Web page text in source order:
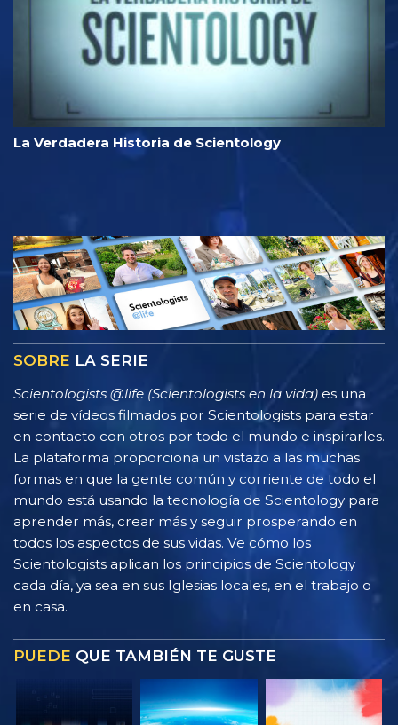
La Verdadera Historia de Scientology
SOBRE LA SERIE
Scientologists @life (Scientologists en la vida) es una
serie de vídeos filmados por Scientologists para estar
en contacto con otros por todo el mundo e inspirarles.
La plataforma proporciona un vistazo a las muchas
formas en que la gente común y corriente de todo el
mundo está usando la tecnología de Scientology para
aprender más, crear más y seguir prosperando en
todos los aspectos de sus vidas. Ve cómo los
Scientologists aplican los principios de Scientology
cada día, ya sea en sus Iglesias locales, en el trabajo o
en casa.
PUEDE QUE TAMBIÉN TE GUSTE